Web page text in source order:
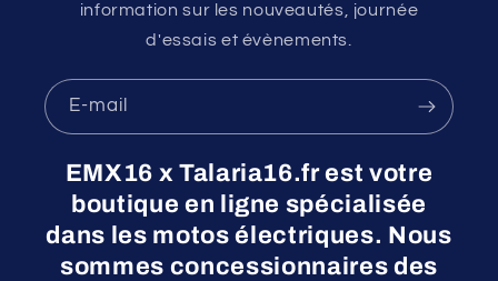
information sur les nouveautés, journée
d'essais et évènements.
E-mail
EMX16 x Talaria16.fr est votre
boutique en ligne spécialisée
dans les motos électriques. Nous
sommes concessionnaires des